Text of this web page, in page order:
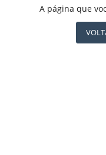
A página que